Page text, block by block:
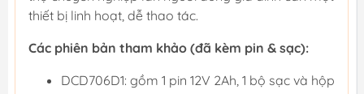
thiết bị linh hoạt, dễ thao tác.
Các phiên bản tham khảo (đã kèm pin & sạc):
DCD706D1: gồm 1 pin 12V 2Ah, 1 bộ sạc và hộp